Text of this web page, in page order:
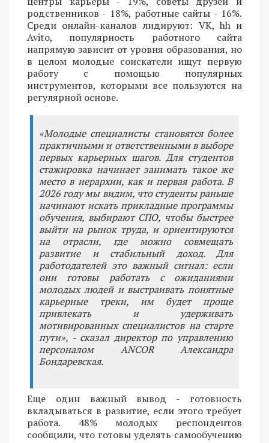
родственников - 18%, работные сайты - 16%.
Среди онлайн-каналов лидируют: VK, hh и
Avito, популярность работного сайта
напрямую зависит от уровня образования, но
в целом молодые соискатели ищут первую
работу с помощью популярных
инструментов, которыми все пользуются на
регулярной основе.
«Молодые специалисты становятся более
практичными и ответственными в выборе
первых карьерных шагов. Для студентов
стажировка начинает занимать такое же
место в иерархии, как и первая работа. В
2026 году мы видим, что студенты раньше
начинают искать прикладные программы
обучения, выбирают СПО, чтобы быстрее
выйти на рынок труда, и ориентируются
на отрасли, где можно совмещать
развитие и стабильный доход. Для
работодателей это важный сигнал: если
они готовы работать с ожиданиями
молодых людей и выстраивать понятные
карьерные треки, им будет проще
привлекать и удерживать
мотивированных специалистов на старте
пути», - сказал директор по управлению
персоналом ANCOR Александра
Бондаревская.
Еще один важный вывод - готовность
вкладываться в развитие, если этого требует
работа. 48% молодых респондентов
сообщили, что готовы уделять самообучению